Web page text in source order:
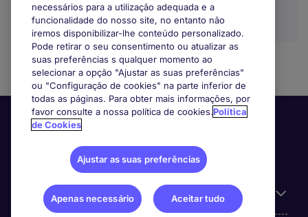
Informação Útil
necessários para a utilização adequada e a
funcionalidade do nosso site, no entanto não
iremos disponibilizar-lhe conteúdo personalizado.
Pode retirar o seu consentimento ou atualizar as
suas preferências s qualquer momento ao
selecionar a opção "Ajustar as suas preferências"
ou "Configuração de cookies" na parte inferior de
todas as páginas. Para obter mais informações, por
favor consulte a nossa política de cookies.Política
de Cookies
Ajustar as suas preferências
Apenas necessário Aceitar tudo